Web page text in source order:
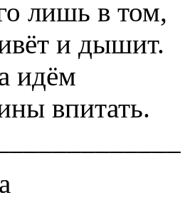
лишь в том,
и дышит.
идём
впитать.